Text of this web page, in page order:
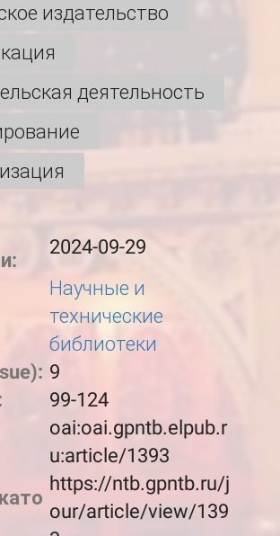
издательство
деятельность
2024-09-29
Научные и
технические
библиотеки
9
99-124
oai:oai.gpntb.elpub.r
u:article/1393
https://ntb.gpntb.ru/j
our/article/view/139